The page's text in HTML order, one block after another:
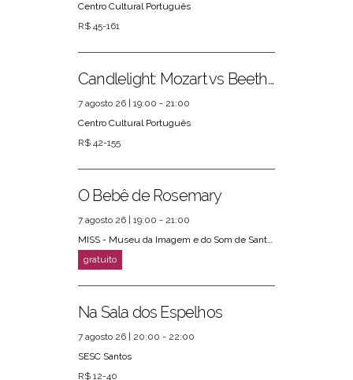
Centro Cultural Português
R$ 45-161
Candlelight: Mozart vs Beethoven
7 agosto 26 | 19:00 - 21:00
Centro Cultural Português
R$ 42-155
O Bebê de Rosemary
7 agosto 26 | 19:00 - 21:00
MISS - Museu da Imagem e do Som de Santos
Na Sala dos Espelhos
7 agosto 26 | 20:00 - 22:00
SESC Santos
R$ 12-40